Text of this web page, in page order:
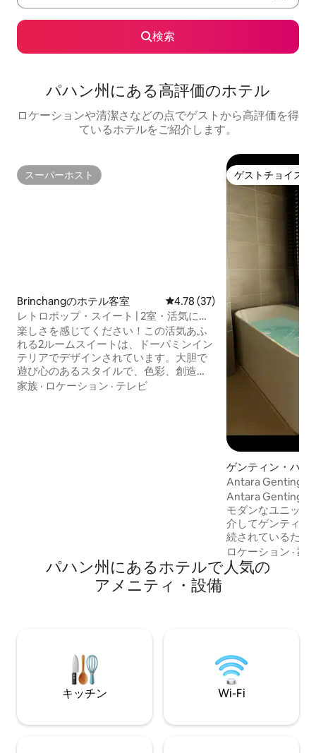
検索
パハン州にある高⁠評⁠価⁠のホ⁠テ⁠ル
ロケーションや清潔さなどの点でゲストから高評価を得
ているホテルをご紹介します。
スーパーホスト
スーパーホスト
Brinchangのホテル客室 レビュー37件、5つ星中4.78つ
4.78 (37)
レトロポップ・スイート | 2室・活気に満
ちたステイケーション |
楽しさを感じてください！この活気あふ
れる2ルームスイートは、ドーパミンイン
テリアでデザインされています。大胆で
遊び心のあるスタイルで、色彩、創造
性、ポジティブな雰囲気が満載です。活
家族 · ロケーション · テレビ
ゲストチョイス
ゲストチョイス
ゲンティン・ハイ
テル客室
Antara Genting
色
Antara Genting
モダンなユニット
介してゲンティン
続されているため
ールドテーマパ
ー、その他多く
簡単に探索できま
にくつろぐのに最
ロケーション ·家
パハン州にあるホ⁠テ⁠ル⁠で人⁠気⁠の
ア⁠メ⁠ニ⁠テ⁠ィ⁠・設⁠備
キッチン Wi-Fi